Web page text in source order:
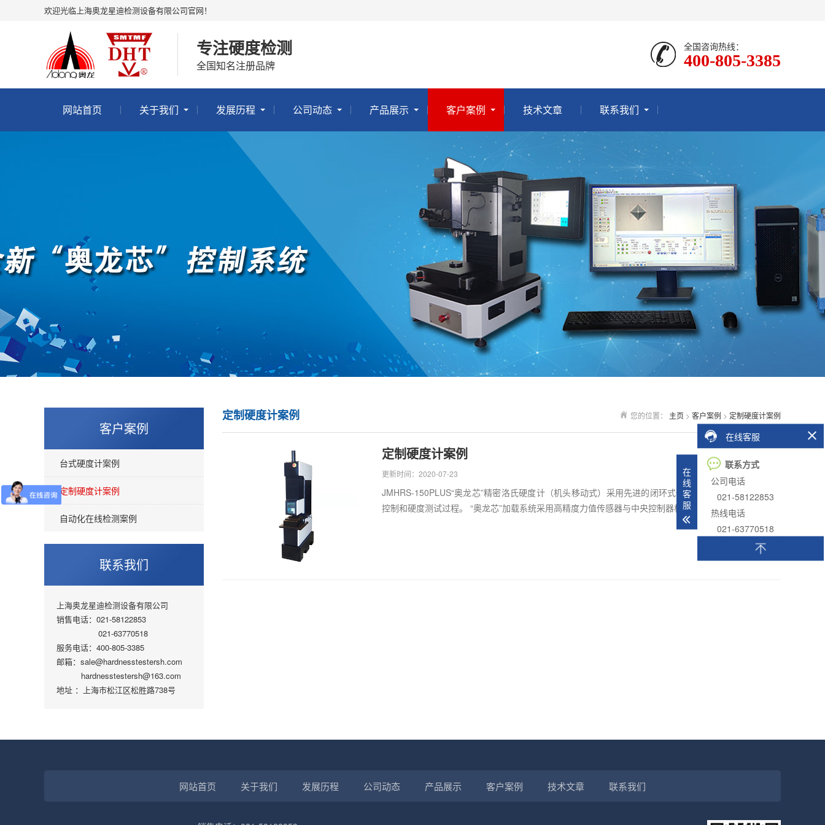
欢迎光临上海奥龙星迪检测设备有限公司官网！
专注硬度检测
全国知名注册品牌
全国咨询热线：
400-805-3385
网站首页 关于我们 发展历程 公司动态 产品展示 客户案例 技术文章 联系我们
客户案例
台式硬度计案例
定制硬度计案例
自动化在线检测案例
联系我们
上海奥龙星迪检测设备有限公司
销售电话：021-58122853
021-63770518
服务电话：400-805-3385
邮箱：sale@hardnesstestersh.com
hardnesstestersh@163.com
地址 ：上海市松江区松胜路738号
您的位置： 主页 > 客户案例 > 定制硬度计案例
定制硬度计案例
定制硬度计案例
更新时间：2020-07-23
JMHRS-150PLUS“奥龙芯”精密洛氏硬度计（机头移动式）采用先进的闭环式传感器控制技术实现全自动
控制和硬度测试过程。 “奥龙芯”加载系统采用高精度力值传感器与中央控制器构成闭环回路实现全程连...
阅读详情
网站首页 关于我们 发展历程 公司动态 产品展示 客户案例 技术文章 联系我们
在线客服
联系方式
公司电话
021-58122853
热线电话
021-63770518
在
线
客
服